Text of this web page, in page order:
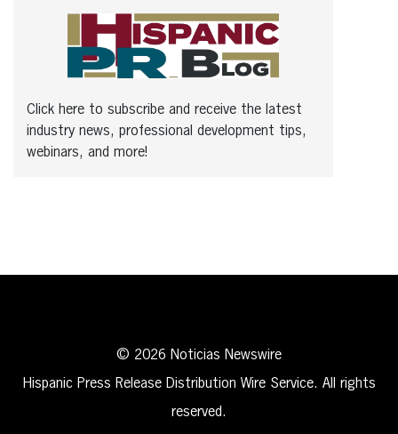
Click here to subscribe and receive the latest
industry news, professional development tips,
webinars, and more!
© 2026 Noticias Newswire
Hispanic Press Release Distribution Wire Service. All rights
reserved.